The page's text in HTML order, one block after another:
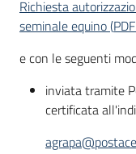
Richiesta
seminale equino(PDF
e con le seguenti
inviata tramite
certificata